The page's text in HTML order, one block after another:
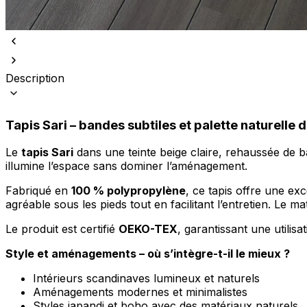
Description
Tapis Sari – bandes subtiles et palette naturelle
Le tapis Sari dans une teinte beige claire, rehaussée de
illumine l’espace sans dominer l’aménagement.
Fabriqué en 100 % polypropylène, ce tapis offre une
agréable sous les pieds tout en facilitant l’entretien. Le
Le produit est certifié OEKO-TEX, garantissant une
Style et aménagements – où s’intègre-t-il le mieux ?
Intérieurs scandinaves lumineux et naturels
Aménagements modernes et minimalistes
Nous partageons également
partenaires peuvent
utilisation de leurs services.
Indispensables
ne stockent aucune donnée
Préférences
Les cookies liés aux
comme votre langue préférée